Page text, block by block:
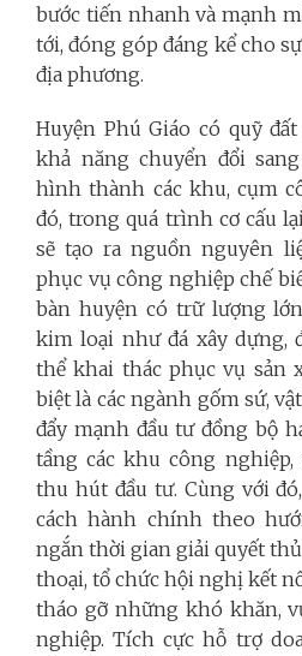
bước tiến nhanh và mạnh
tới, đóng góp đáng kể cho
địa phương.
Huyện Phú Giáo có quỹ
khả năng chuyển đổi
hình thành các khu, cụm
đó, trong quá trình cơ cấu
sẽ tạo ra nguồn nguyên
phục vụ công nghiệp chế
bàn huyện có trữ lượng
kim loại như đá xây dựng,
thể khai thác phục vụ sản
biệt là các ngành gốm sứ,
đẩy mạnh đầu tư đồng bộ
tầng các khu công
thu hút đầu tư. Cùng với
cách hành chính theo
ngắn thời gian giải quyết
thoại, tổ chức hội nghị kết
tháo gỡ những khó khăn,
nghiệp. Tích cực hỗ trợ